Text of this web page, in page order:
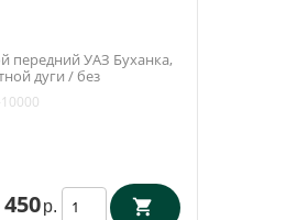
передний УАЗ Буханка,
дуги / без
РИФ (RIF452-
р.